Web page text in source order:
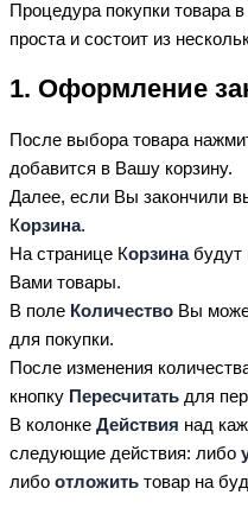
Процедура покупки товара
проста и состоит из
1. Оформление
После выбора товара
добавится в Вашу корзину.
Далее, если Вы закончили
Корзина.
На странице Корзинабудут
Вами товары.
В поле Количество Вы
для покупки.
После изменения
кнопку Пересчитать для
В колонке Действия над
следующие действия: либо
либо отложить товар на